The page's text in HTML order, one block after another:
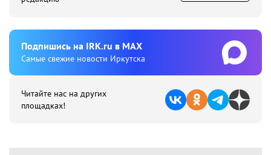
Подпишиcь на IRK.ru в MAX
Cамые свежие новости Иркутска
Читайте нас на других
площадках!